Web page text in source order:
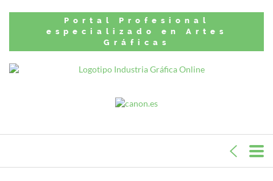
Portal Profesional
especializado en Artes
Gráficas